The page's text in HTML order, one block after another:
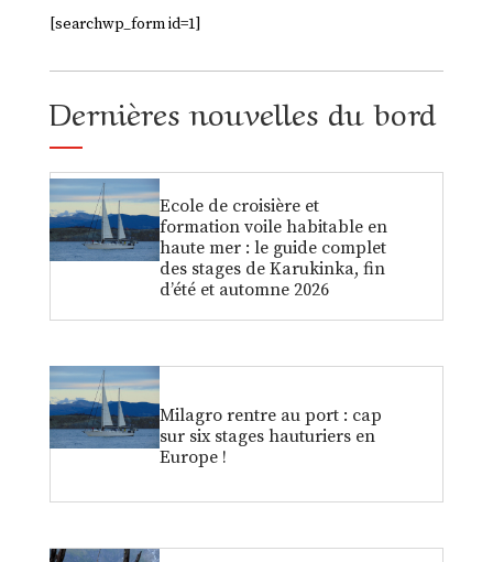
[searchwp_form id=1]
Dernières nouvelles du bord
Ecole de croisière et
formation voile habitable en
haute mer : le guide complet
des stages de Karukinka, fin
d’été et automne 2026
Milagro rentre au port : cap
sur six stages hauturiers en
Europe !